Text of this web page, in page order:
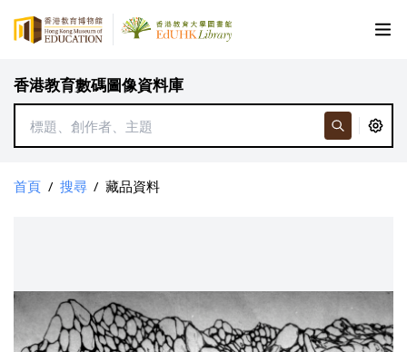
香港教育數碼圖像資料庫
首頁 / 搜尋 / 藏品資料